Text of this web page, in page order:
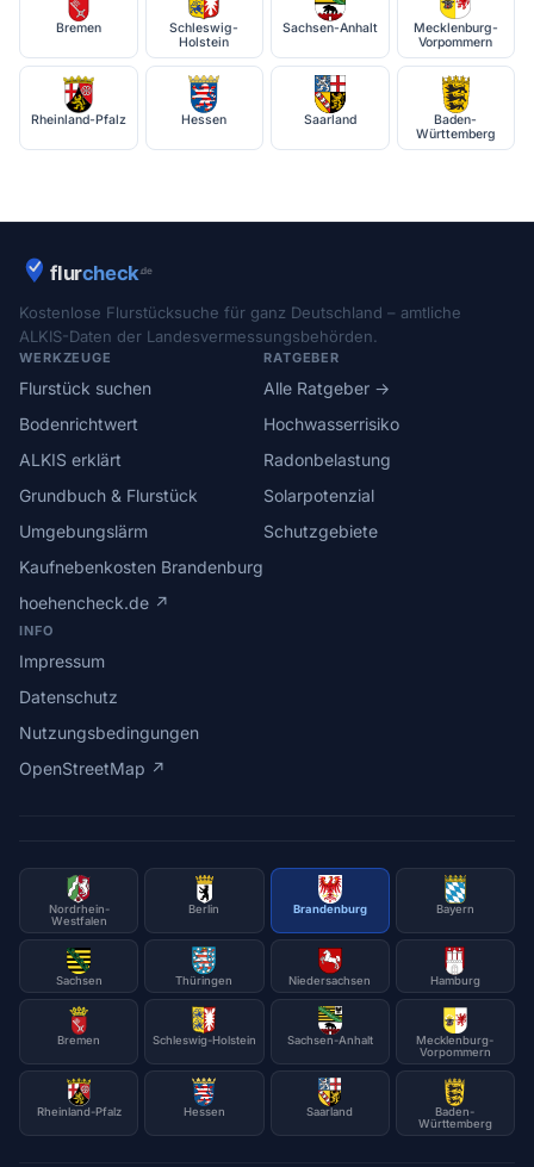
Bremen
Schleswig-
Holstein
Sachsen-Anhalt
Mecklenburg-
Vorpommern
Rheinland-Pfalz Hessen Saarland
Baden-
Württemberg
Kostenlose Flurstücksuche für ganz Deutschland – amtliche
ALKIS-Daten der Landesvermessungsbehörden.
WERKZEUGE
Flurstück suchen
Bodenrichtwert
ALKIS erklärt
Grundbuch & Flurstück
Umgebungslärm
Kaufnebenkosten Brandenburg
hoehencheck.de ↗
RATGEBER
Alle Ratgeber →
Hochwasserrisiko
Radonbelastung
Solarpotenzial
Schutzgebiete
INFO
Impressum
Datenschutz
Nutzungsbedingungen
OpenStreetMap ↗
Nordrhein-
Westfalen
Berlin Brandenburg Bayern
Sachsen Thüringen Niedersachsen Hamburg
Bremen Schleswig-Holstein Sachsen-Anhalt
Mecklenburg-
Vorpommern
Rheinland-Pfalz Hessen Saarland
Baden-
Württemberg